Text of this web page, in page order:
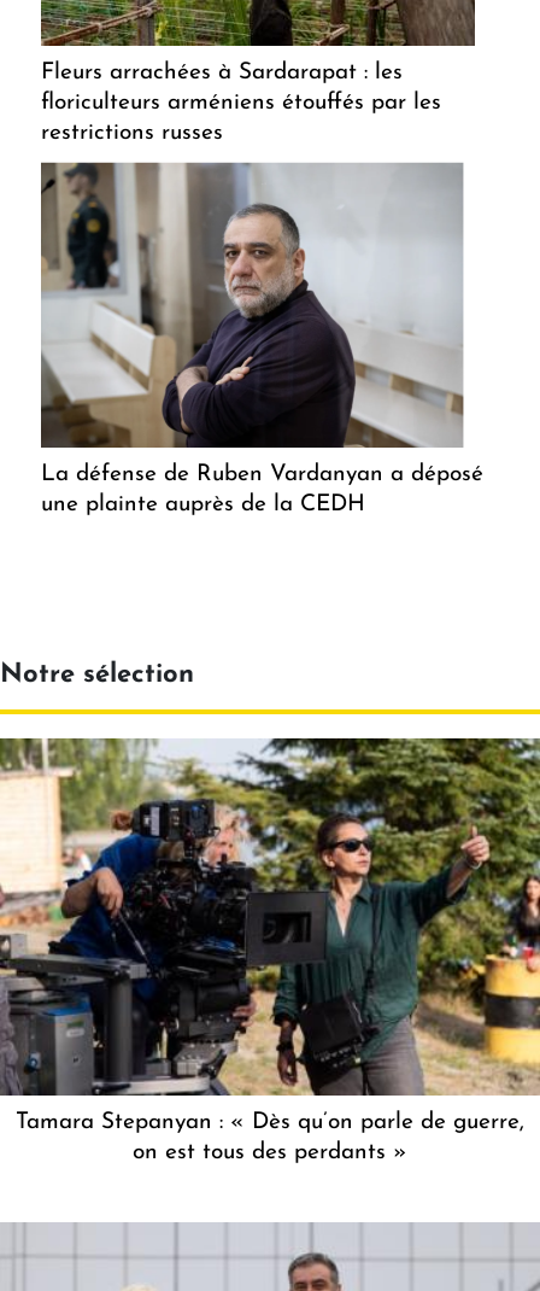
Fleurs arrachées à Sardarapat : les
floriculteurs arméniens étouffés par les
restrictions russes
La défense de Ruben Vardanyan a déposé
une plainte auprès de la CEDH
Notre sélection
Tamara Stepanyan : « Dès qu’on parle de guerre,
on est tous des perdants »